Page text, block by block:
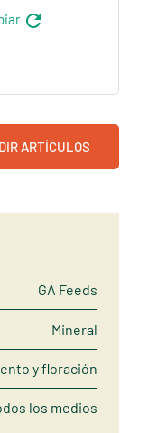
refresh
ARTÍCULOS
GA Feeds
Mineral
y floración
los medios